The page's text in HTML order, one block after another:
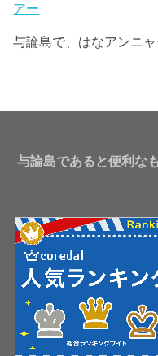
アー
与論島で、はなアンニ
与論島であると便利な